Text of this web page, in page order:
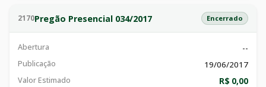
municipal de água e esgoto - sae
2170Pregão Presencial 034/2017 Encerrado
Abertura --
Publicação 19/06/2017
Valor Estimado
R$ 0,00